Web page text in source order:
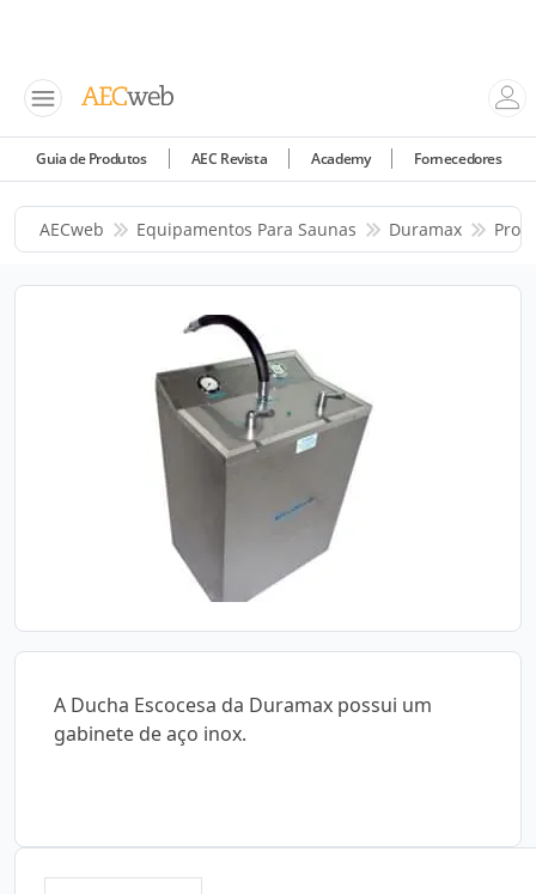
Guia de Produtos AEC Revista Academy Fornecedores
AECweb Equipamentos Para Saunas Duramax
A Ducha Escocesa da Duramax possui um
gabinete de aço inox.